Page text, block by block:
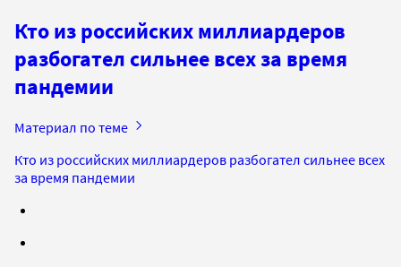
Кто из российских миллиардеров
разбогател сильнее всех за время
пандемии
Материал по теме
Кто из российских миллиардеров разбогател сильнее всех
за время пандемии